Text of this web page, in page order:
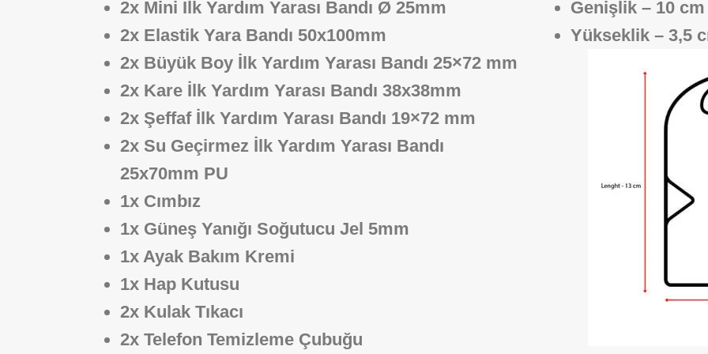
2x Mini İlk Yardım Yarası Bandı Ø 25mm
2x Elastik Yara Bandı 50x100mm
2x Büyük Boy İlk Yardım Yarası Bandı 25×72 mm
2x Kare İlk Yardım Yarası Bandı 38x38mm
2x Şeffaf İlk Yardım Yarası Bandı 19×72 mm
2x Su Geçirmez İlk Yardım Yarası Bandı
25x70mm PU
1x Cımbız
1x Güneş Yanığı Soğutucu Jel 5mm
1x Ayak Bakım Kremi
1x Hap Kutusu
2x Kulak Tıkacı
2x Telefon Temizleme Çubuğu
Genişlik – 10 cm
Yükseklik – 3,5